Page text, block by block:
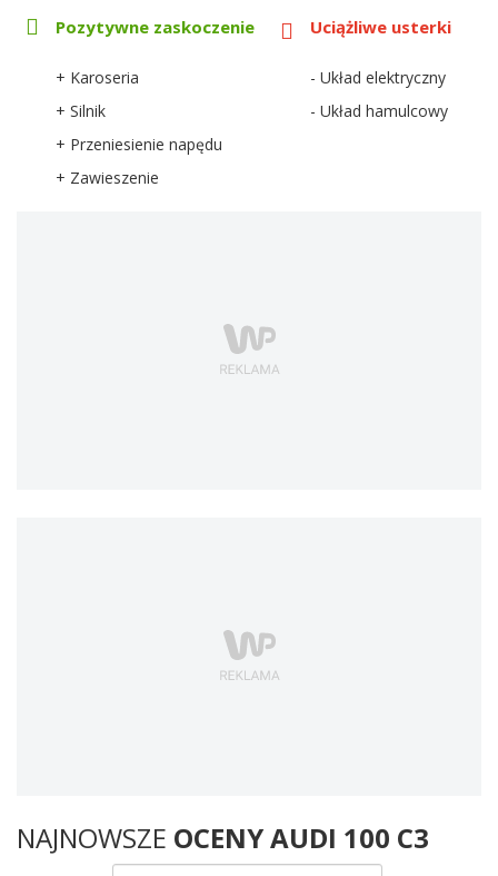
Pozytywne zaskoczenie
+ Karoseria
+ Silnik
+ Przeniesienie napędu
+ Zawieszenie
Uciążliwe usterki
- Układ elektryczny
- Układ hamulcowy
NAJNOWSZE OCENY AUDI 100 C3